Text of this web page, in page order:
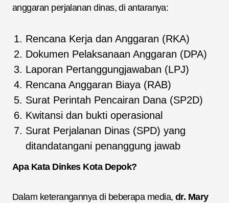
anggaran perjalanan dinas, di antaranya:
Rencana Kerja dan Anggaran (RKA)
Dokumen Pelaksanaan Anggaran (DPA)
Laporan Pertanggungjawaban (LPJ)
Rencana Anggaran Biaya (RAB)
Surat Perintah Pencairan Dana (SP2D)
Kwitansi dan bukti operasional
Surat Perjalanan Dinas (SPD) yang
ditandatangani penanggung jawab
Apa Kata Dinkes Kota Depok?
Dalam keterangannya di beberapa media, dr. Mary